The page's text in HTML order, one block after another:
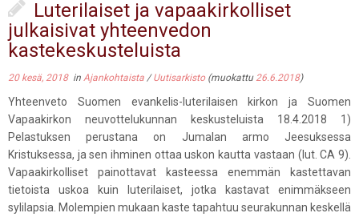
Luterilaiset ja vapaakirkolliset
julkaisivat yhteenvedon
kastekeskusteluista
20 kesä, 2018in Ajankohtaista /Uutisarkisto (muokattu 26.6.2018)
Yhteenveto Suomen evankelis-luterilaisen kirkon ja Suomen
Vapaakirkon neuvottelukunnan keskusteluista 18.4.2018 1)
Pelastuksen perustana on Jumalan armo Jeesuksessa
Kristuksessa, ja sen ihminen ottaa uskon kautta vastaan (lut. CA 9).
Vapaakirkolliset painottavat kasteessa enemmän kastettavan
tietoista uskoa kuin luterilaiset, jotka kastavat enimmäkseen
sylilapsia. Molempien mukaan kaste tapahtuu seurakunnan keskellä